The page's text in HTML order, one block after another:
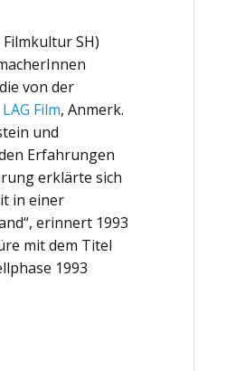
SH)
von der
LAG Film, Anmerk.
und
Erfahrungen
erklärte sich
in einer
erinnert 1993
mit dem Titel
1993